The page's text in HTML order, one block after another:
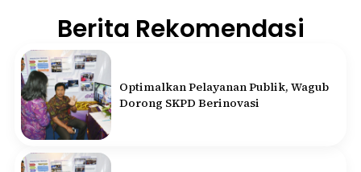
Berita Rekomendasi
Optimalkan Pelayanan Publik, Wagub
Dorong SKPD Berinovasi